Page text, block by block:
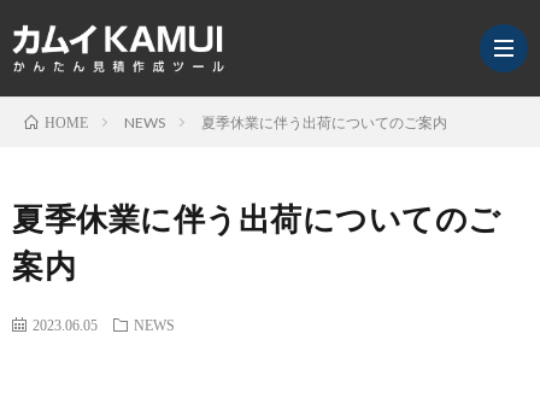
HOME NEWS 夏季休業に伴う出荷についてのご案内
夏季休業に伴う出荷についてのご
案内
2023.06.05 NEWS